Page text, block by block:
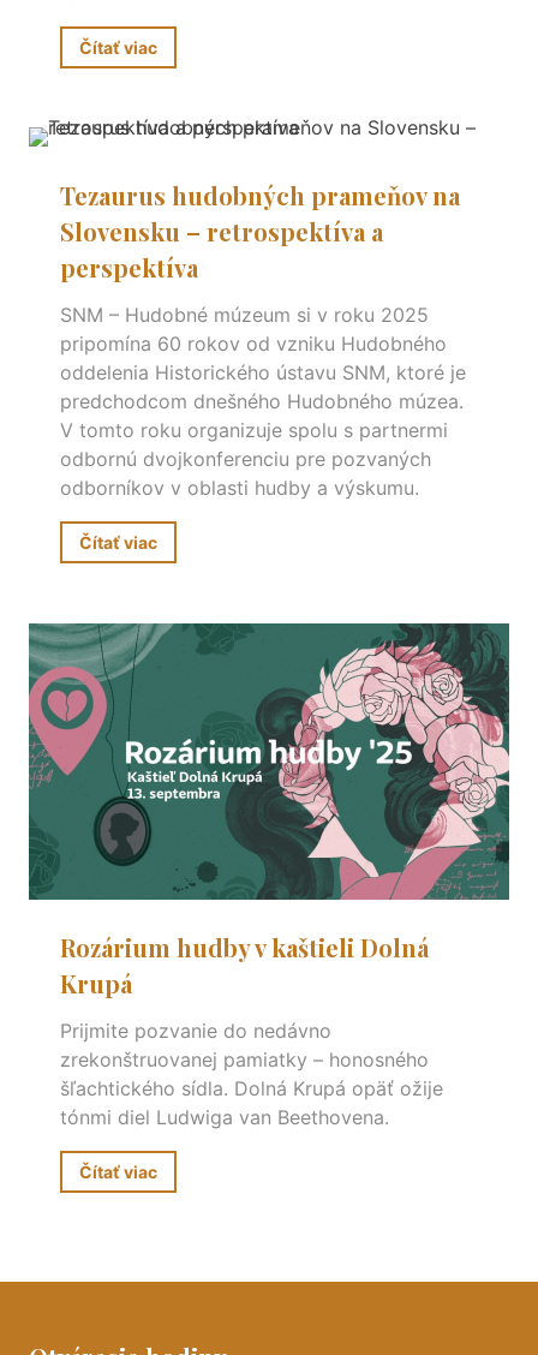
Čítať viac
Tezaurus hudobných prameňov na
Slovensku – retrospektíva a
perspektíva
SNM – Hudobné múzeum si v roku 2025
pripomína 60 rokov od vzniku Hudobného
oddelenia Historického ústavu SNM, ktoré je
predchodcom dnešného Hudobného múzea.
V tomto roku organizuje spolu s partnermi
odbornú dvojkonferenciu pre pozvaných
odborníkov v oblasti hudby a výskumu.
Čítať viac
Rozárium hudby v kaštieli Dolná
Krupá
Prijmite pozvanie do nedávno
zrekonštruovanej pamiatky – honosného
šľachtického sídla. Dolná Krupá opäť ožije
tónmi diel Ludwiga van Beethovena.
Čítať viac